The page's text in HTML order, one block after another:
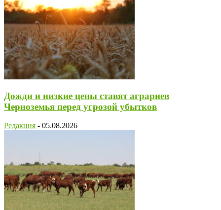
Дожди и низкие цены ставят аграриев
Черноземья перед угрозой убытков
Редакция - 05.08.2026